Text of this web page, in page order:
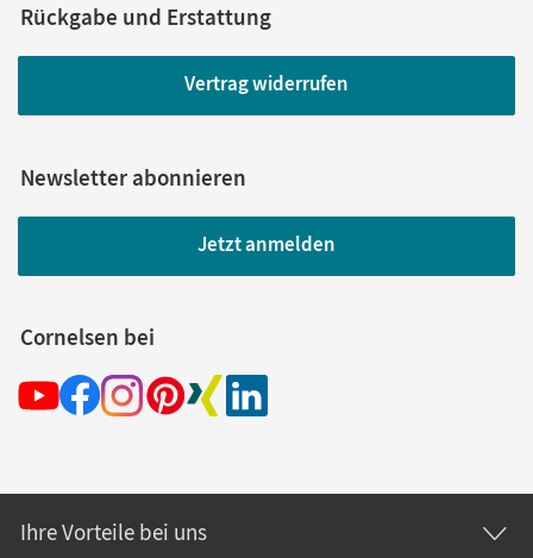
Rückgabe und Erstattung
Vertrag widerrufen
Newsletter abonnieren
Jetzt anmelden
Cornelsen bei
Ihre Vorteile bei uns